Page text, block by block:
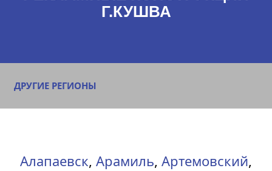
Г.КУШВА
ДРУГИЕ РЕГИОНЫ
Алапаевск, Арамиль, Артемовский,